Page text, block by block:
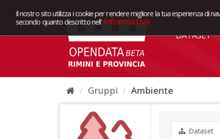
Il nostro sito utilizza i cookie per rendere migliore la tua esperienza di
secondo quanto descritto nell' Informativa
DATASET
Gruppi Ambiente
Dataset